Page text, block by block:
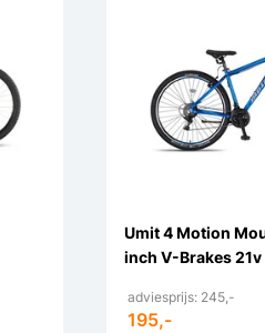
Umit 4 Motion
inch V-Brakes 21v
adviesprijs: 245,-
195,-